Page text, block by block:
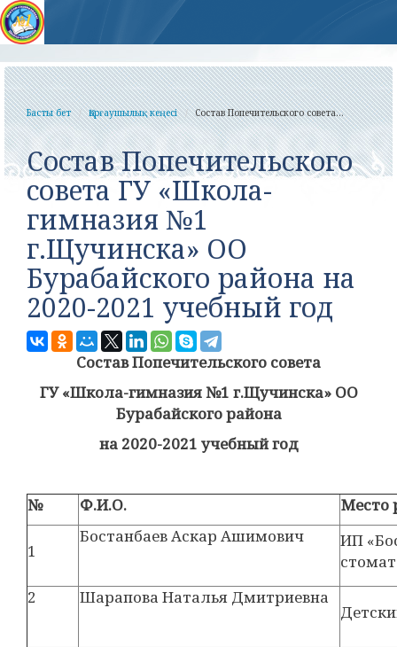
Басты бет Қорғаушылық кеңесі Состав Попечительского совета...
Состав Попечительского
совета ГУ «Школа-
гимназия №1
г.Щучинска» ОО
Бурабайского района на
2020-2021 учебный год
Состав Попечительского совета
ГУ «Школа-гимназия №1 г.Щучинска» ОО
Бурабайского района
на 2020-2021 учебный год
№ Ф.И.О. Место
1
Бостанбаев Аскар Ашимович
ИП
2
Шарапова Наталья Дмитриевна